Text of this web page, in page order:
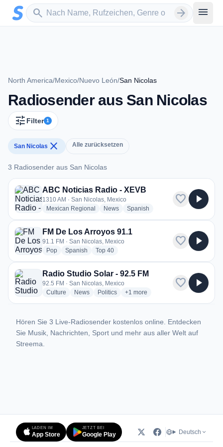
Zum Hauptinhalt springen
search
Sender suchen arrow_forward menu
North America/Mexico/Nuevo León/San Nicolas
Radiosender aus San Nicolas
tune Filter 1
San Nicolas close Alle zurücksetzen
3 Radiosender aus San Nicolas
3 Radiosender aus San Nicolas
ABC Noticias Radio - XEVB
1310 AM · San Nicolas, Mexico
Mexican Regional
radio stations
Newsradio stations
Spanish
favorite play_arrow
FM De Los Arroyos 91.1
91.1 FM · San Nicolas, Mexico
Popradio stations
Spanish radio stations
Top 40radio stations
favorite play_arrow
Radio Studio Solar - 92.5 FM
92.5 FM · San Nicolas, Mexico
Culture radio stations
Newsradio stations
Politicsradio stations
+1 more genres for Radio Studio
more
favorite play_arrow
Hören Sie 3 Live-Radiosender kostenlos online. Entdecken
Sie Musik, Nachrichten, Sport und mehr aus aller Welt auf
Streema.
LADEN IM
App Store
JETZT BEI
Google Play Deutsch